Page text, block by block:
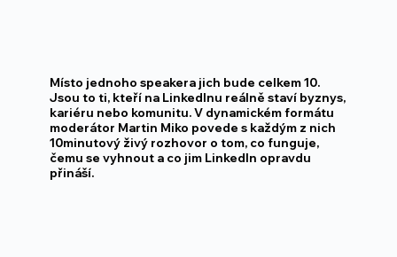
Místo jednoho speakera jich bude celkem 10.
Jsou to ti, kteří na LinkedInu reálně staví byznys,
kariéru nebo komunitu. V dynamickém formátu
moderátor Martin Miko povede s každým z nich
10minutový živý rozhovor o tom, co funguje,
čemu se vyhnout a co jim LinkedIn opravdu
přináší.